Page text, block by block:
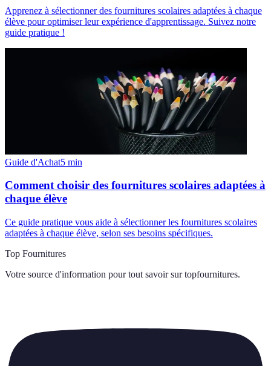
Apprenez à sélectionner des fournitures scolaires adaptées à chaque
élève pour optimiser leur expérience d'apprentissage. Suivez notre
guide pratique !
Guide d'Achat5 min
Comment choisir des fournitures scolaires adaptées à
chaque élève
Ce guide pratique vous aide à sélectionner les fournitures scolaires
adaptées à chaque élève, selon ses besoins spécifiques.
Top Fournitures
Votre source d'information pour tout savoir sur topfournitures.